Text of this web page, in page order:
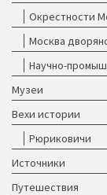
Окрестности
Москва
Научно-
Музеи
Вехи истории
Рюриковичи
Источники
Путешествия